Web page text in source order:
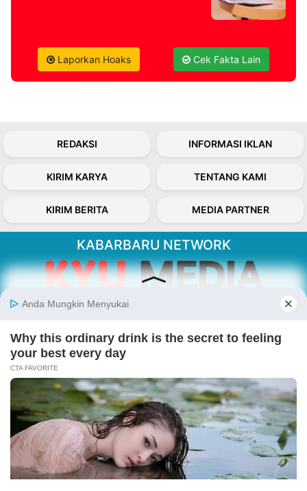
Laporkan Hoaks Cek Fakta Lain
REDAKSI INFORMASI IKLAN
KIRIM KARYA TENTANG KAMI
KIRIM BERITA MEDIA PARTNER
KABARBARU NETWORK
Kabarbaru.co menyajikan berita aktual dan
inspiratif dari sudut pandang berbaik sangka
Follow Kabarbaru